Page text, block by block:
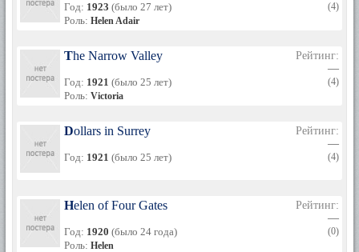
Год: 1923 (было 27 лет)
Роль: Helen Adair
(4)
The Narrow Valley
Год: 1921 (было 25 лет)
Роль: Victoria
Рейтинг:
—
(4)
Dollars in Surrey
Год: 1921 (было 25 лет)
Рейтинг:
—
(4)
Helen of Four Gates
Год: 1920 (было 24 года)
Роль: Helen
Рейтинг:
—
(0)